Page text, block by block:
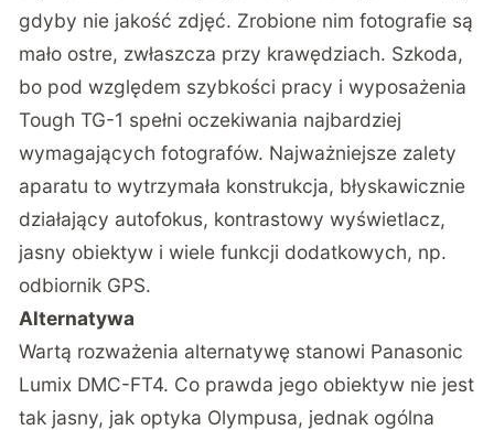
gdyby nie jakość zdjęć. Zrobione nim fotografie są
mało ostre, zwłaszcza przy krawędziach. Szkoda,
bo pod względem szybkości pracy i wyposażenia
Tough TG-1 spełni oczekiwania najbardziej
wymagających fotografów. Najważniejsze zalety
aparatu to wytrzymała konstrukcja, błyskawicznie
działający autofokus, kontrastowy wyświetlacz,
jasny obiektyw i wiele funkcji dodatkowych, np.
odbiornik GPS.
Alternatywa
Wartą rozważenia alternatywę stanowi Panasonic
Lumix DMC-FT4. Co prawda jego obiektyw nie jest
tak jasny, jak optyka Olympusa, jednak ogólna